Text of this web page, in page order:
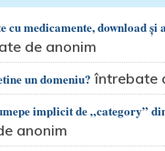
cu medicamente, download și
de anonim
un domeniu? întrebate
implicit de „category”
anonim